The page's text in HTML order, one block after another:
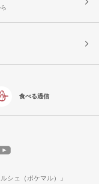
食べる通信
シェ（ポケマル）』